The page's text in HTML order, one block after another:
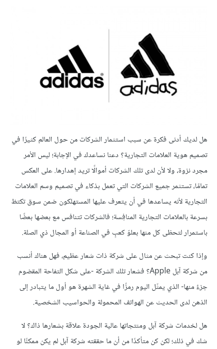
هل لديك أدنى فكرة عن سبب استثمار الشركات من حول العالم كثيرًا في
تصميم هوية العلامات التجارية؟ دعنا نساعدك في الإجابة؛ ليس الأمر
مجرد نزوة، ولا لأن لدى تلك الشركات أموالًا تريد إهدارها. على العكس
تمامًا، تستثمر جميع الشركات التي تعمل بذكاء في تصميم وسم العلامات
التجارية لأنه يساعدها في أن يتعرف عليها المستهلكون ضمن سوق تكتظ
بسرعة بالعلامات التجارية المنافِسة؛ فالشركات تتنافس مع بعضها بعضًا
باستمرار لتحظى كل منها بعلوّ كعبٍ في الصناعة أو المجال ذي الصلة.
وإذا كنت تبحث عن مثال على شركة ذات شعار عظيم، فهل هناك أنسب
من شركة آبل Apple؟ فشعار تلك الشركة -على شكل التفاحة المقضوم
جزءٌ منها- الذي يمثّل اليوم رمزًا في غاية الشهرة هو أول ما يتبادر إلى
الذهن لدى الحديث عن الهواتف المحمولة والحواسيب الشخصية.
هل لخدمات شركة آبل ومنتجاتها عالية الجودة علاقة بشعارها ذاك؟ لا
شك في ذلك؛ لكن كن متأكدًا من أن ما حققته شركة آبل لم يكن ممكنًا لو